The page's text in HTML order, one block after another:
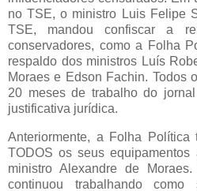
no TSE, o ministro Luis Felipe
TSE, mandou confiscar a
conservadores, como a Folha
respaldo dos ministros Luís
Moraes e Edson Fachin. Todos
20 meses de trabalho do
justificativa jurídica.
Anteriormente, a Folha
TODOS os seus
ministro Alexandre de
continuou trabalhando